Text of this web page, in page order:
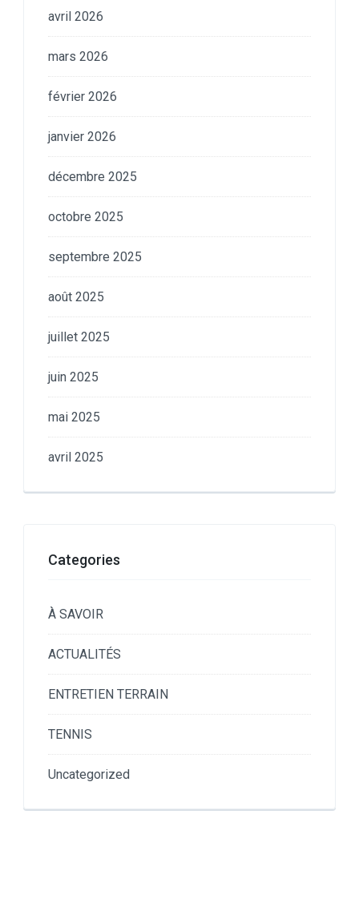
avril 2026
mars 2026
février 2026
janvier 2026
décembre 2025
octobre 2025
septembre 2025
août 2025
juillet 2025
juin 2025
mai 2025
avril 2025
Categories
À SAVOIR
ACTUALITÉS
ENTRETIEN TERRAIN
TENNIS
Uncategorized